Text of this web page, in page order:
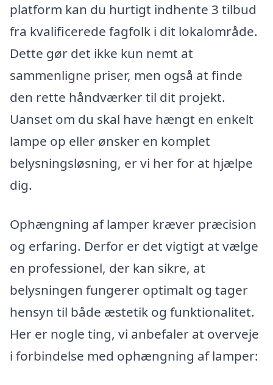
platform kan du hurtigt indhente 3 tilbud
fra kvalificerede fagfolk i dit lokalområde.
Dette gør det ikke kun nemt at
sammenligne priser, men også at finde
den rette håndværker til dit projekt.
Uanset om du skal have hængt en enkelt
lampe op eller ønsker en komplet
belysningsløsning, er vi her for at hjælpe
dig.
Ophængning af lamper kræver præcision
og erfaring. Derfor er det vigtigt at vælge
en professionel, der kan sikre, at
belysningen fungerer optimalt og tager
hensyn til både æstetik og funktionalitet.
Her er nogle ting, vi anbefaler at overveje
i forbindelse med ophængning af lamper: